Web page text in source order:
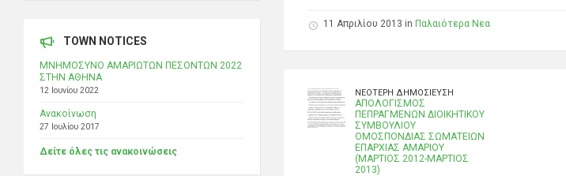
11 Απριλίου 2013 in Παλαιότερα Νεα
ΝΕΌΤΕΡΗ ΔΗΜΟΣΊΕΥΣΗ
ΑΠΟΛΟΓΙΣΜΟΣ
ΠΕΠΡΑΓΜΕΝΩΝ ΔΙΟΙΚΗΤΙΚΟΥ
ΣΥΜΒΟΥΛΙΟΥ
ΟΜΟΣΠΟΝΔΙΑΣ ΣΩΜΑΤΕΙΩΝ
ΕΠΑΡΧΙΑΣ ΑΜΑΡΙΟΥ
(ΜΑΡΤΙΟΣ 2012-ΜΑΡΤΙΟΣ
2013)
TOWN NOTICES
ΜΝΗΜΟΣΥΝΟ ΑΜΑΡΙΩΤΩΝ ΠΕΣΟΝΤΩΝ 2022
ΣΤΗΝ ΑΘΗΝΑ
12 Ιουνίου 2022
Ανακοίνωση
27 Ιουλίου 2017
Δείτε όλες τις ανακοινώσεις